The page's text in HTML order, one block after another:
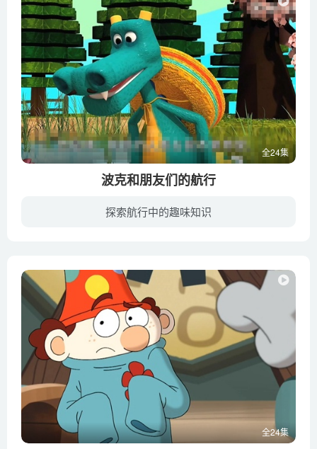
全24集
波克和朋友们的航行
探索航行中的趣味知识
全24集